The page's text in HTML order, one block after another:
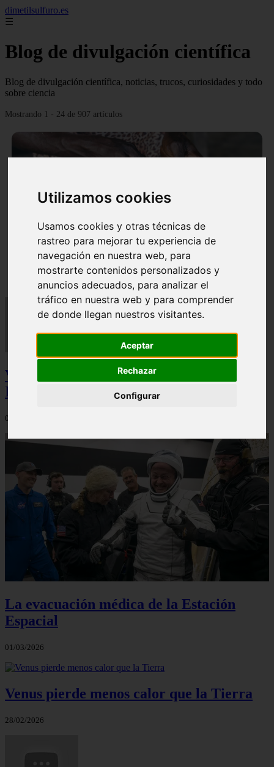
Utilizamos cookies
Usamos cookies y otras técnicas de
rastreo para mejorar tu experiencia de
navegación en nuestra web, para
mostrarte contenidos personalizados y
anuncios adecuados, para analizar el
tráfico en nuestra web y para comprender
de donde llegan nuestros visitantes.
Aceptar
Rechazar
Configurar
dimetilsulfuro.es
☰
Blog de divulgación científica
Blog de divulgación científica, noticias, trucos, curiosidades y todo
sobre ciencia
Mostrando 1 - 24 de 907 artículos
En África harán lo que parecía imposible: Utilizarán
moléculas de agua para cocinar sus alimentos
Video Advertencias desde la cúspide de la
IA: Hinton y el posible colapso social
06/03/2026
La evacuación médica de la Estación
Espacial
01/03/2026
Venus pierde menos calor que la Tierra
28/02/2026